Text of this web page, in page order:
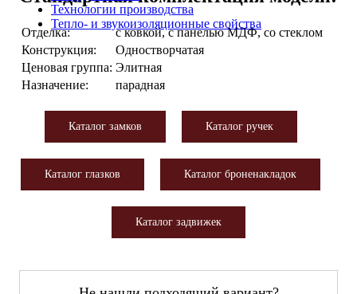
Технологии производства
Тепло- и звукоизоляционные свойства
Отделка:
с ковкой, с панелью МДФ, со стеклом
Конструкция:
Одностворчатая
Ценовая группа: Элитная
Назначение:
парадная
Каталог замков Каталог ручек
Каталог глазков Каталог броненакладок
Каталог задвижек